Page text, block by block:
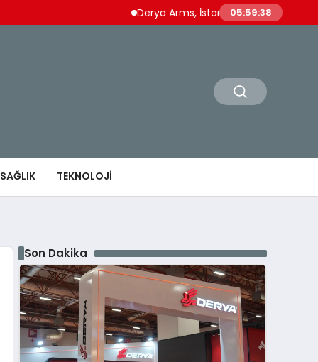
Derya Arms, İstanbul Prohunt 2026’da yeni
05:59:39
SAĞLIK TEKNOLOJI
Son Dakika